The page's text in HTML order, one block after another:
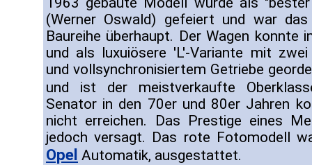
(Werner Oswald) gefeiert und war
Baureihe überhaupt. Der Wagen konnte
und als luxuiösere 'L'-Variante mit zwei
und vollsynchronisiertem Getriebe
und ist der meistverkaufte
Senator in den 70er und 80er Jahren
nicht erreichen. Das Prestige eines
jedoch versagt. Das rote Fotomodell
Opel Automatik, ausgestattet.